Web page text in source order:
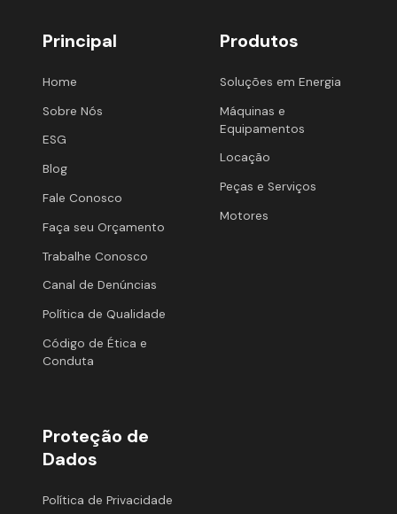
Principal
Home
Sobre Nós
ESG
Blog
Fale Conosco
Faça seu Orçamento
Trabalhe Conosco
Canal de Denúncias
Política de Qualidade
Código de Ética e
Conduta
Produtos
Soluções em Energia
Máquinas e
Equipamentos
Locação
Peças e Serviços
Motores
Proteção de
Dados
Política de Privacidade